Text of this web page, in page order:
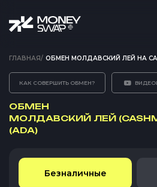
ГЛАВНАЯ/ ОБМЕН МОЛДАВСКИЙ ЛЕЙ НА
КАК СОВЕРШИТЬ ОБМЕН?
ОБМЕН
МОЛДАВСКИЙ ЛЕЙ
(ADA)
Безналичные